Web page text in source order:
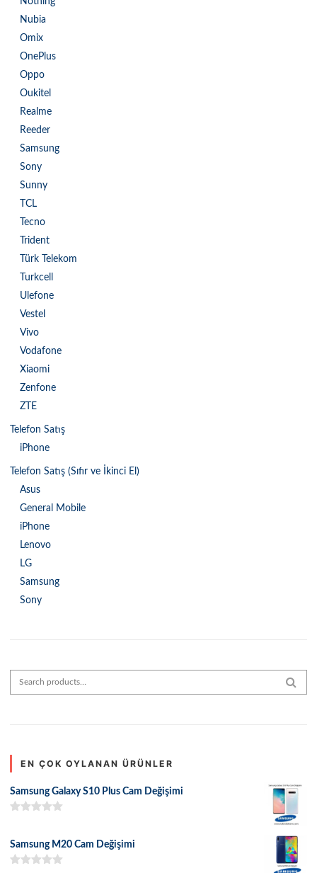
Nubia
Omix
OnePlus
Oppo
Oukitel
Realme
Reeder
Samsung
Sony
Sunny
TCL
Tecno
Trident
Türk Telekom
Turkcell
Ulefone
Vestel
Vivo
Vodafone
Xiaomi
Zenfone
ZTE
Telefon Satış
iPhone
Telefon Satış (Sıfır ve İkinci El)
Asus
General Mobile
iPhone
Lenovo
LG
Samsung
Sony
Search for:
EN ÇOK OYLANAN ÜRÜNLER
Samsung Galaxy S10 Plus Cam Değişimi
Samsung M20 Cam Değişimi